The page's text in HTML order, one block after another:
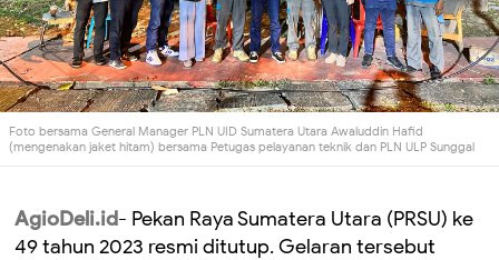
Foto bersama General Manager PLN UID Sumatera Utara Awaluddin Hafid
(mengenakan jaket hitam) bersama Petugas pelayanan teknik dan PLN ULP Sunggal
AgioDeli.id- Pekan Raya Sumatera Utara (PRSU) ke
49 tahun 2023 resmi ditutup. Gelaran tersebut